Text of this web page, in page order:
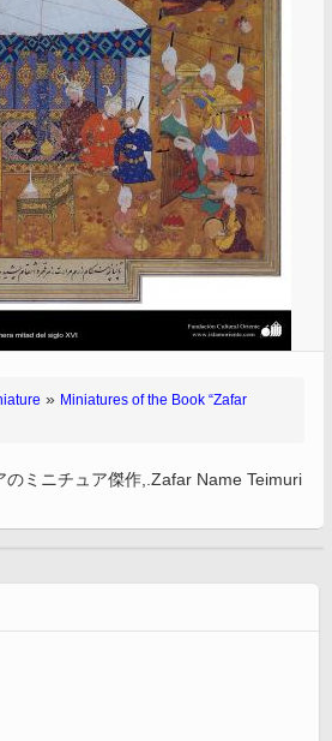
» Miniatures of the Book “Zafar
のミニチュア傑作,.Zafar Name Teimuri